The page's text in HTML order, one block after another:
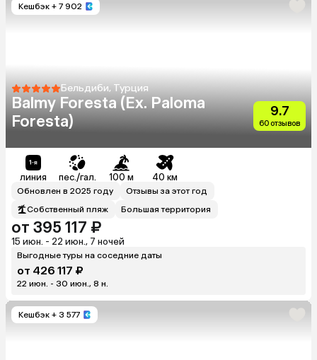
Кешбэк + 7 902
Бельдиби, Турция
Balmy Foresta (Ex. Paloma
Foresta)
9.7
60 отзывов
линия пес./гал. 100 м 40 км
Обновлен в 2025 году
Отзывы за этот год
Собственный пляж
Большая территория
от 395 117 ₽
15 июн. - 22 июн., 7 ночей
Выгодные туры на соседние даты
от 426 117 ₽
22 июн. - 30 июн., 8 н.
Кешбэк + 3 577